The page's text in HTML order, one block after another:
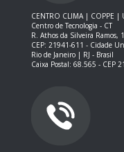
CENTRO CLIMA | COPPE |
Centro de Tecnologia - CT
R. Athos da Silveira Ramos,
CEP: 21941-611 - Cidade
Rio de Janeiro | RJ - Brasil
Caixa Postal: 68.565 - CEP